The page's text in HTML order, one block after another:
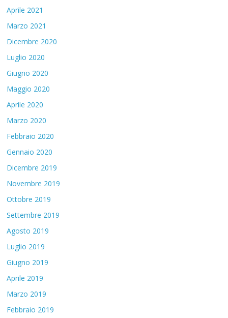
Aprile 2021
Marzo 2021
Dicembre 2020
Luglio 2020
Giugno 2020
Maggio 2020
Aprile 2020
Marzo 2020
Febbraio 2020
Gennaio 2020
Dicembre 2019
Novembre 2019
Ottobre 2019
Settembre 2019
Agosto 2019
Luglio 2019
Giugno 2019
Aprile 2019
Marzo 2019
Febbraio 2019